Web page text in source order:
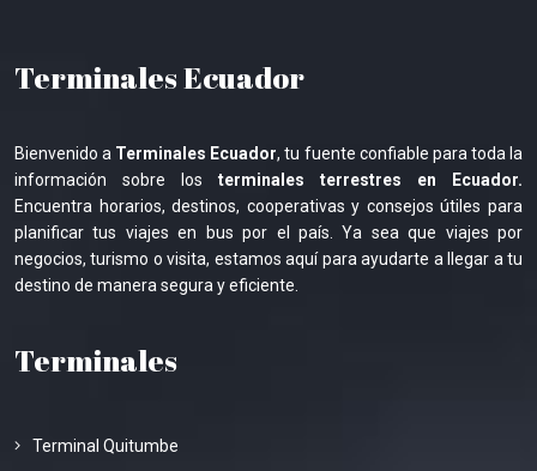
Terminales Ecuador
Bienvenido a Terminales Ecuador, tu fuente confiable para toda la
información sobre los terminales terrestres en Ecuador.
Encuentra horarios, destinos, cooperativas y consejos útiles para
planificar tus viajes en bus por el país. Ya sea que viajes por
negocios, turismo o visita, estamos aquí para ayudarte a llegar a tu
destino de manera segura y eficiente.
Terminales
Terminal Quitumbe